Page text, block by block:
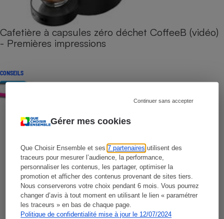
Gérer mes cookies
Que Choisir Ensemble et ses7 partenaires utilisent des
traceurs pour mesurer l’audience, la performance,
personnaliser les contenus, les partager, optimiser la
promotion et afficher des contenus provenant de sites tiers.
Nous conserverons votre choix pendant 6 mois. Vous pourrez
changer d’avis à tout moment en utilisant le lien « paramétrer
les traceurs » en bas de chaque page.
Politique de confidentialité mise à jour le 12/07/2024
Continuer sans accepter
Cafetière à capsules zéro déchet CoffeeB (vidéo)
- Premières impressions
CONSEILS